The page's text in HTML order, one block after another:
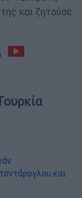
και ζητούσε
και